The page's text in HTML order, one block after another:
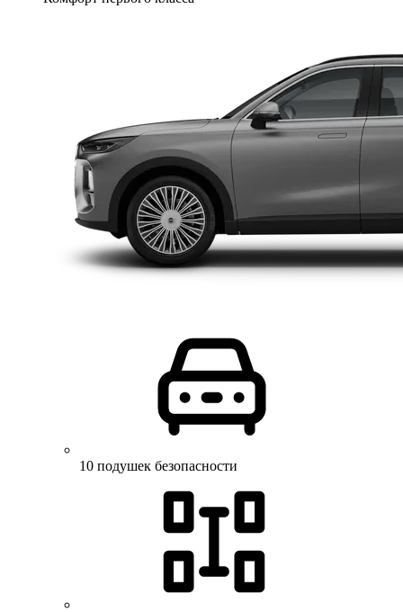
10 подушек безопасности